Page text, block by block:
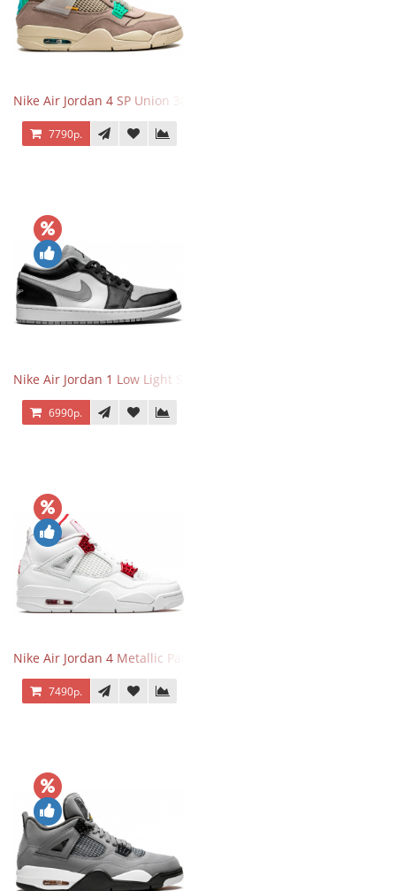
Nike Air Jordan 4 SP Union 30th Anniversary Taupe Haze
7790р.
Nike Air Jordan 1 Low Light Smoke Grey
6990р.
Nike Air Jordan 4 Metallic Pack University Red
7490р.